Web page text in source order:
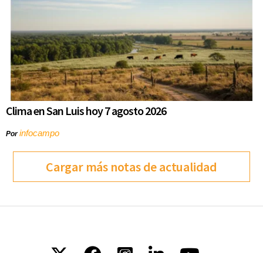
Clima en San Luis hoy 7 agosto 2026
Porinfocampo
Cargar más notas de actualidad